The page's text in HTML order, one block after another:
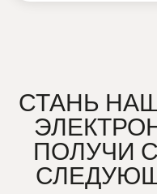
СТАНЬ
ПОЛУЧИ